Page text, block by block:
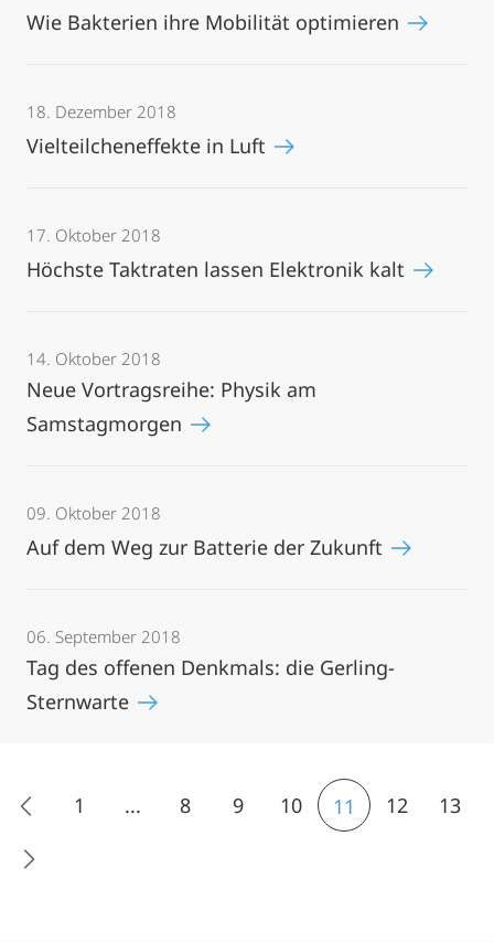
Wie Bakterien ihre Mobilität optimieren
18. Dezember 2018
Vielteilcheneffekte in Luft
17. Oktober 2018
Höchste Taktraten lassen Elektronik kalt
14. Oktober 2018
Neue Vortragsreihe: Physik am
Samstagmorgen
09. Oktober 2018
Auf dem Weg zur Batterie der Zukunft
06. September 2018
Tag des offenen Denkmals: die Gerling-
Sternwarte
1 ... 8 9 10 11 12 13